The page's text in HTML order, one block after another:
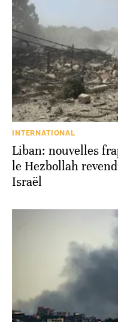
INTERNATIONAL
Liban: nouvelles
le Hezbollah
Israël